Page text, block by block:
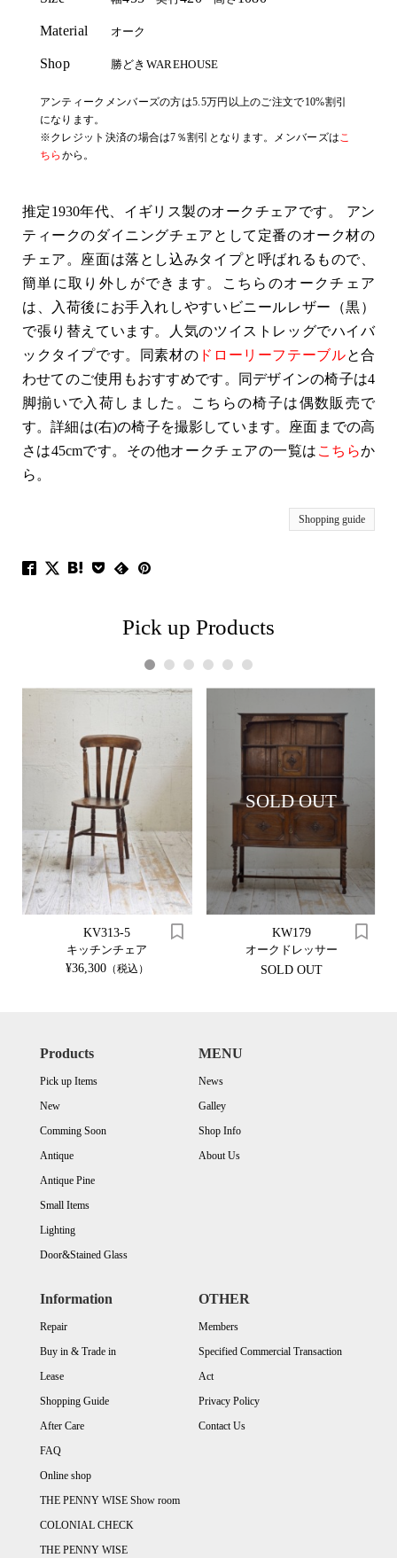
Material オーク
Shop 勝どきWAREHOUSE
アンティークメンバーズの方は5.5万円以上のご注文で10%割引
になります。
※クレジット決済の場合は7％割引となります。メンバーズはこ
ちら から。
推定1930年代、イギリス製のオークチェアです。 アン
ティークのダイニングチェアとして定番のオーク材の
チェア。座面は落とし込みタイプと呼ばれるもので、
簡単に取り外しができます。こちらのオークチェア
は、入荷後にお手入れしやすいビニールレザー（黒）
で張り替えています。人気のツイストレッグでハイバ
ックタイプです。同素材の ドローリーフテーブルと合
わせてのご使用もおすすめです。同デザインの椅子は4
脚揃いで入荷しました。こちらの椅子は偶数販売で
す。詳細は(右)の椅子を撮影しています。座面までの高
さは45cmです。その他オークチェアの一覧は こちらか
ら。
Shopping guide
Pick up Products
KV313-5
キッチンチェア
¥36,300（税込）
SOLD OUT
KW179
オークドレッサー
SOLD OUT
1 2 3 4 5 6
Products
Pick up Items
New
Comming Soon
Antique
Antique Pine
Small Items
Lighting
Door&Stained Glass
MENU
News
Galley
Shop Info
About Us
Information
Repair
Buy in & Trade in
Lease
Shopping Guide
After Care
FAQ
Online shop
THE PENNY WISE Show room
COLONIAL CHECK
THE PENNY WISE
OTHER
Members
Specified Commercial Transaction
Act
Privacy Policy
Contact Us